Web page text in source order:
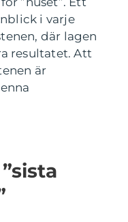
i varje
där lagen
resultatet. Att
är